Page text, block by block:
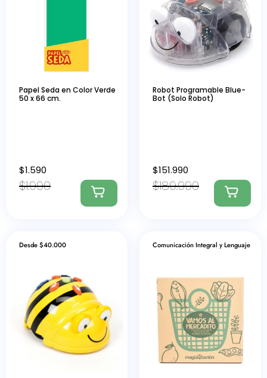
Papel Seda en Color Verde
50 x 66 cm.
$1.990
$1.590
Robot Programable Blue-
Bot (Solo Robot)
$189.990
$151.990
Desde $40.000 Comunicación Integral y Lenguaje